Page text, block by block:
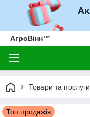
АгроВінн™
Товари та послуги
Топ продажів